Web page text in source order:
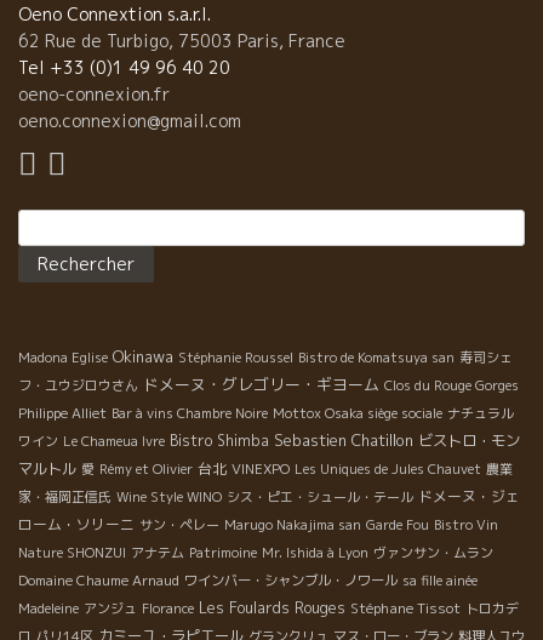
Oeno Connextion s.a.r.l.
62 Rue de Turbigo, 75003 Paris, France
Tel +33 (0)1 49 96 40 20
oeno-connexion.fr
oeno.connexion@gmail.com
Madona Eglise Okinawa Stéphanie Roussel Bistro de Komatsuya san 寿司シェ
フ・ユウジロウさん ドメーヌ・グレゴリー・ギヨーム Clos du Rouge Gorges
Philippe Alliet Bar à vins Chambre Noire Mottox Osaka siège sociale ナチュラル
ワイン Le Chameua Ivre Bistro Shimba Sebastien Chatillon ビストロ・モン
マルトル 愛 Rémy et Olivier 台北 VINEXPO Les Uniques de Jules Chauvet 農業
家・福岡正信氏 Wine Style WINO シス・ピエ・シュール・テール ドメーヌ・ジェ
ローム・ソリーニ サン・ペレー Marugo Nakajima san Garde Fou Bistro Vin
Nature SHONZUI アナテム Patrimoine Mr. Ishida à Lyon ヴァンサン・ムラン
Domaine Chaume Arnaud ワインバー・シャンブル・ノワール sa fille ainée
Madeleine アンジュ Florance Les Foulards Rouges Stéphane Tissot トロカデ
カミーユ・ラピエール